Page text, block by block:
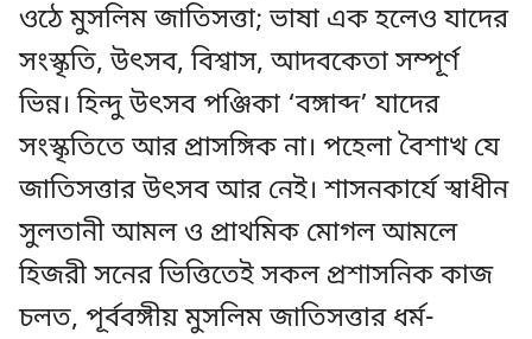
ওঠে মুসলিম জাতিসত্তা; ভাষা এক হলেও যাদের
সংস্কৃতি, উৎসব, বিশ্বাস, আদবকেতা সম্পূর্ণ
ভিন্ন। হিন্দু উৎসব পঞ্জিকা ‘বঙ্গাব্দ’ যাদের
সংস্কৃতিতে আর প্রাসঙ্গিক না। পহেলা বৈশাখ যে
জাতিসত্তার উৎসব আর নেই। শাসনকার্যে স্বাধীন
সুলতানী আমল ও প্রাথমিক মোগল আমলে
হিজরী সনের ভিত্তিতেই সকল প্রশাসনিক কাজ
চলত, পূর্ববঙ্গীয় মুসলিম জাতিসত্তার ধর্ম-